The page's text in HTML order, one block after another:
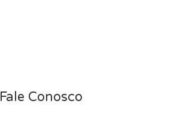
Fale Conosco